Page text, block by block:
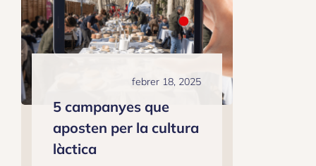
febrer 18, 2025
5 campanyes que
aposten per la cultura
làctica